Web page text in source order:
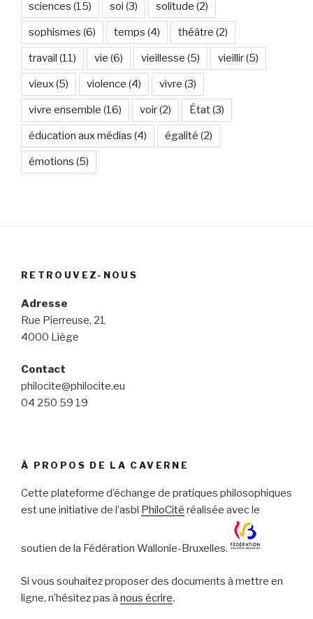
sciences (15) soi (3) solitude (2)
sophismes (6) temps (4) théâtre (2)
travail (11) vie (6) vieillesse (5) vieillir(5)
vieux(5) violence (4) vivre (3)
vivre ensemble (16) voir(2) État(3)
éducation aux médias (4) égalité (2)
émotions (5)
RETROUVEZ-NOUS
Adresse
Rue Pierreuse, 21
4000 Liège
Contact
philocite@philocite.eu
04 250 59 19
À PROPOS DE LA CAVERNE
Cette plateforme d’échange de pratiques philosophiques
est une initiative de l’asbl PhiloCité réalisée avec le
soutien de la Fédération Wallonie-Bruxelles.
Si vous souhaitez proposer des documents à mettre en
ligne, n’hésitez pas à nous écrire.